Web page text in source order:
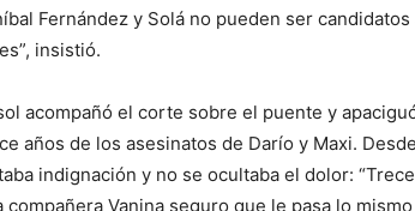
Fernández y Solá no pueden ser
insistió.
acompañó el corte sobre el puente y
años de los asesinatos de Darío y Maxi.
indignación y no se ocultaba el dolor:
compañera Vanina seguro que le pasa lo